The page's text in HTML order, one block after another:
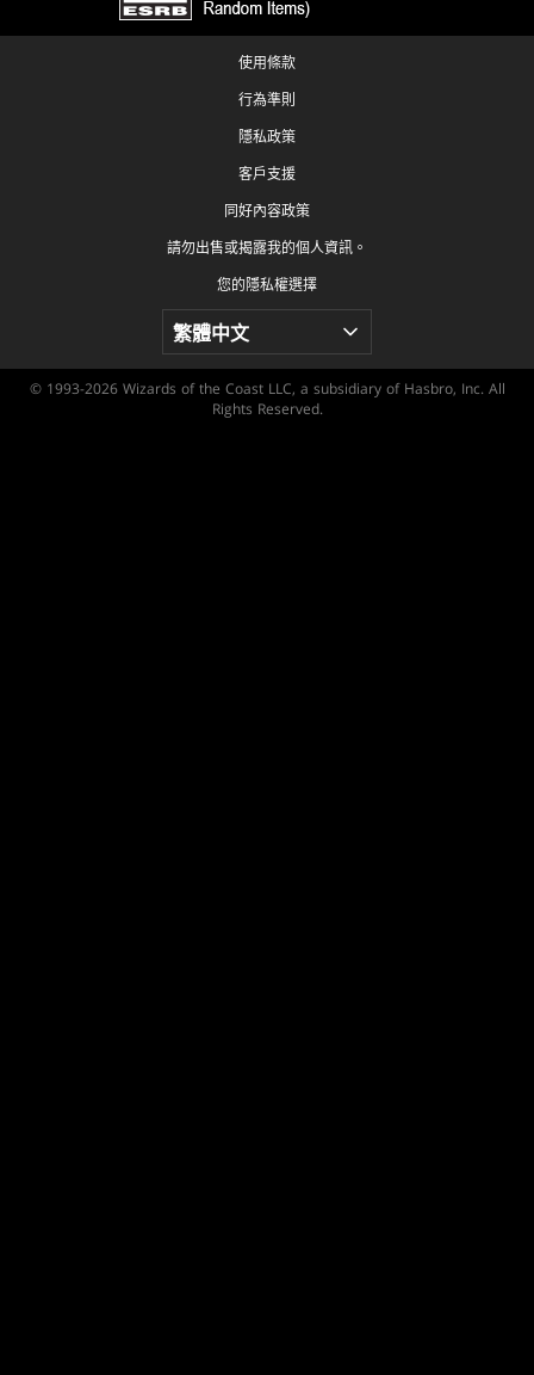
使用條款
行為準則
隱私政策
客戶支援
同好內容政策
請勿出售或揭露我的個人資訊。
您的隱私權選擇
© 1993-2026 Wizards of the Coast LLC, a subsidiary of Hasbro, Inc. All
Rights Reserved.